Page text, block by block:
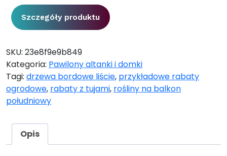
Szczegóły produktu
SKU: 23e8f9e9b849
Kategoria: Pawilony altanki i domki
Tagi: drzewa bordowe liście, przykładowe rabaty
ogrodowe, rabaty z tujami, rośliny na balkon
południowy
Opis